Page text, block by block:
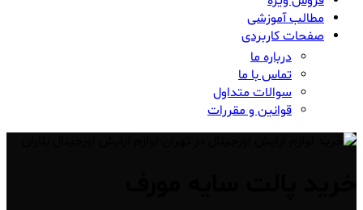
مطالب آموزشی
صفحات کاربردی
درباره ما
تماس با ما
سوالات متداول
قوانین و مقررات